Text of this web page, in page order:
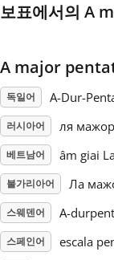
日本語
Polski
Русский
Svenska
보표에서의 A
A major
독일어 A-Dur-
러시아어 ля
베트남어 âm giai
불가리아어 Ла
스웨덴어 A-
스페인어 escala